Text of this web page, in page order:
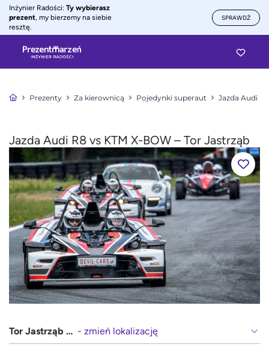
Inżynier Radości: Ty wybierasz
prezent, my bierzemy na siebie
resztę.
SPRAWDŹ
Prezenty Za kierownicą Pojedynki superaut Jazda Audi
Jazda Audi R8 vs KTM X-BOW – Tor Jastrząb
Tor Jastrząb (Radom, Kielce) - zmień lokalizację